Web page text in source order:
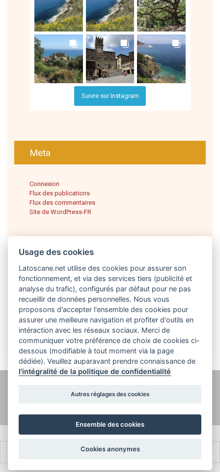
Suivre sur Instagram
Meta
Connexion
Flux des publications
Flux des commentaires
Site de WordPress-FR
Français
informations légales
Usage des cookies
Latoscane.net utilise des cookies pour assurer son
fonctionnement, et via des services tiers (publicité et
analyse du trafic), configurés par défaut pour ne pas
recueillir de données personnelles. Nous vous
proposons d'accepter l'ensemble des cookies pour
assurer une meilleure navigation et profiter d'outils en
intéraction avec les réseaux sociaux. Merci de
communiquer votre préférence de choix de cookies ci-
dessous (modifiable à tout moment via la page
dédiée). Veuillez auparavant prendre connaissance de
l'intégralité de la politique de confidentialité
Autres réglages des cookies
Ensemble des cookies
Cookies anonymes
Italiano